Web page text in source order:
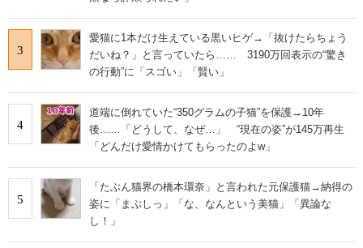
3
愛猫に1本だけ生えている黒いヒゲ→「抜けたらちょう
だいね？」と言っていたら…… 3190万回表示の“驚き
の行動”に「スゴい」「賢い」
4
道端に倒れていた“350グラムの子猫”を保護→10年
後……「どうして、なぜ…」 “現在の姿”が145万再生
「どんだけ愛情かけてもらったのよw」
5
「たぶん猫界の橋本環奈」と言われた元保護猫→納得の
姿に「まぶしっ」「な、なんという美猫」「異論な
し！」